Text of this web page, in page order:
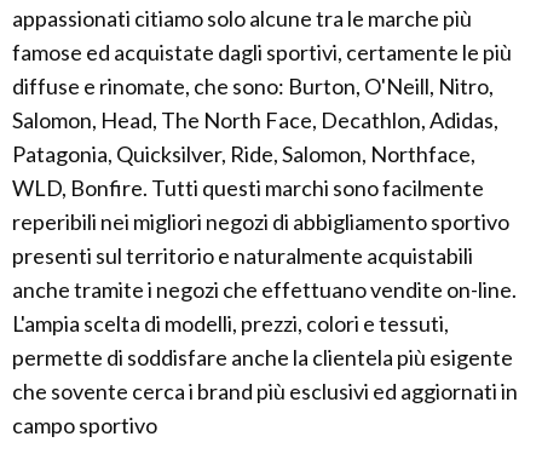
appassionati citiamo solo alcune tra le marche più
famose ed acquistate dagli sportivi, certamente le più
diffuse e rinomate, che sono: Burton, O'Neill, Nitro,
Salomon, Head, The North Face, Decathlon, Adidas,
Patagonia, Quicksilver, Ride, Salomon, Northface,
WLD, Bonfire. Tutti questi marchi sono facilmente
reperibili nei migliori negozi di abbigliamento sportivo
presenti sul territorio e naturalmente acquistabili
anche tramite i negozi che effettuano vendite on-line.
L'ampia scelta di modelli, prezzi, colori e tessuti,
permette di soddisfare anche la clientela più esigente
che sovente cerca i brand più esclusivi ed aggiornati in
campo sportivo